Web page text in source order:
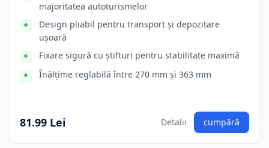
majoritatea autoturismelor
Design pliabil pentru transport și depozitare
ușoară
Fixare sigură cu știfturi pentru stabilitate maximă
Înălțime reglabilă între 270 mm și 363 mm
81.99 Lei Detalii cumpără